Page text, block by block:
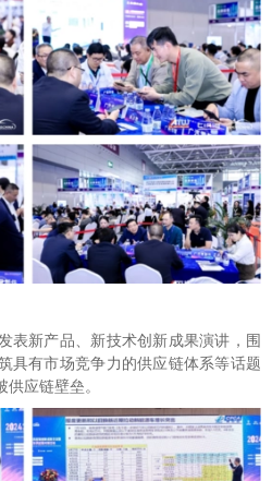
表新产品、新技术创新成果演讲，围
具有市场竞争力的供应链体系等话题
应链壁垒。